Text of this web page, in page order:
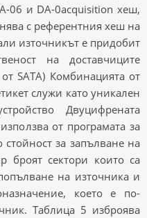
06 и DA-0acquisition хеш,
с референтния хеш на
източникът е придобит
на доставчиците
SATA) Комбинацията от
служи като уникален
Двуцифрената
от програмата за
стойност за запълване на
броят сектори които са
на източника и
което е по-
Таблица 5 изброява